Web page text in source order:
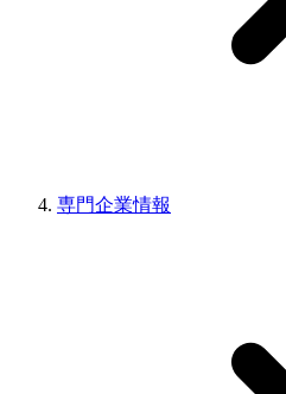
専門企業情報